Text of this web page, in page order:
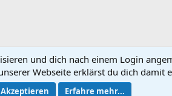
®
und dich nach einem Login
Webseite erklärst du dich damit
Akzeptieren Erfahre mehr...